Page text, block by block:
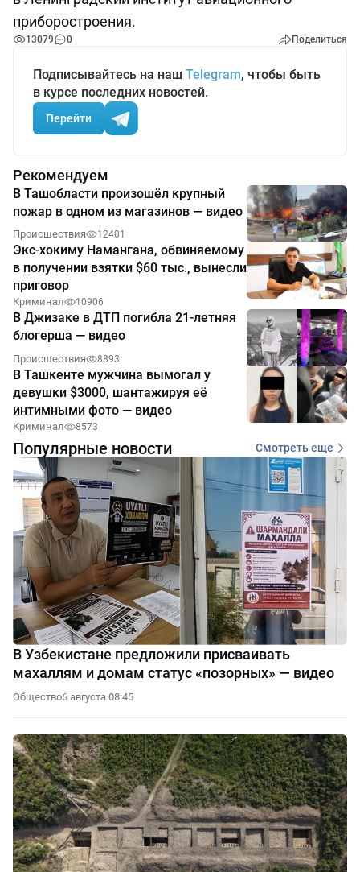
приборостроения.
13079 0 Поделиться
Подписывайтесь на наш Telegram, чтобы быть
в курсе последних новостей.
Перейти
Рекомендуем
В Ташобласти произошёл крупный
пожар в одном из магазинов — видео
Происшествия 12401
Экс-хокиму Намангана, обвиняемому
в получении взятки $60 тыс., вынесли
приговор
Криминал 10906
В Джизаке в ДТП погибла 21-летняя
блогерша — видео
Происшествия 8893
В Ташкенте мужчина вымогал у
девушки $3000, шантажируя её
интимными фото — видео
Криминал 8573
Популярные новости Смотреть еще
В Узбекистане предложили присваивать
махаллям и домам статус «позорных» — видео
Общество6 августа 08:45